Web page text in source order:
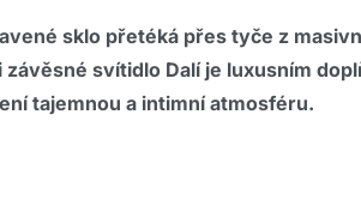
sklo přetéká přes tyče z
svítidlo Dalí je luxusním
tajemnou a intimní atmosféru.